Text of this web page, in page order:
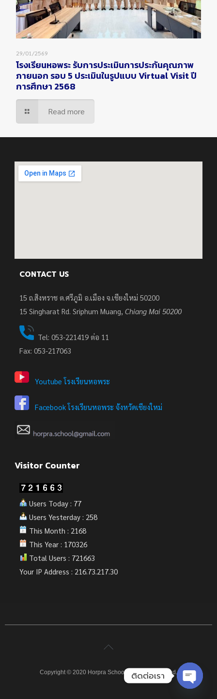
29/01/2569
โรงเรียนหอพระ รับการประเมินการประกันคุณภาพ
ภายนอก รอบ 5 ประเมินในรูปแบบ Virtual Visit ปี
การศึกษา 2568
Read more
CONTACT US
15 ถ.สิงหราช ต.ศรีภูมิ อ.เมือง จ.เชียงใหม่ 50200
15 Singharat Rd. Sriphum Muang, Chiang Mai 50200
Tel: 053-221419 ต่อ 11
Fax: 053-217063
Youtube โรงเรียนหอพระ
Facebook โรงเรียนหอพระ จังหวัดเชียงใหม่
Visitor Counter
Users Today : 77
Users Yesterday : 258
This Month : 2168
This Year : 170326
Total Users : 721663
Your IP Address : 216.73.217.30
Copyright © 2020 Horpra School. All rights reserved.
ติดต่อเรา